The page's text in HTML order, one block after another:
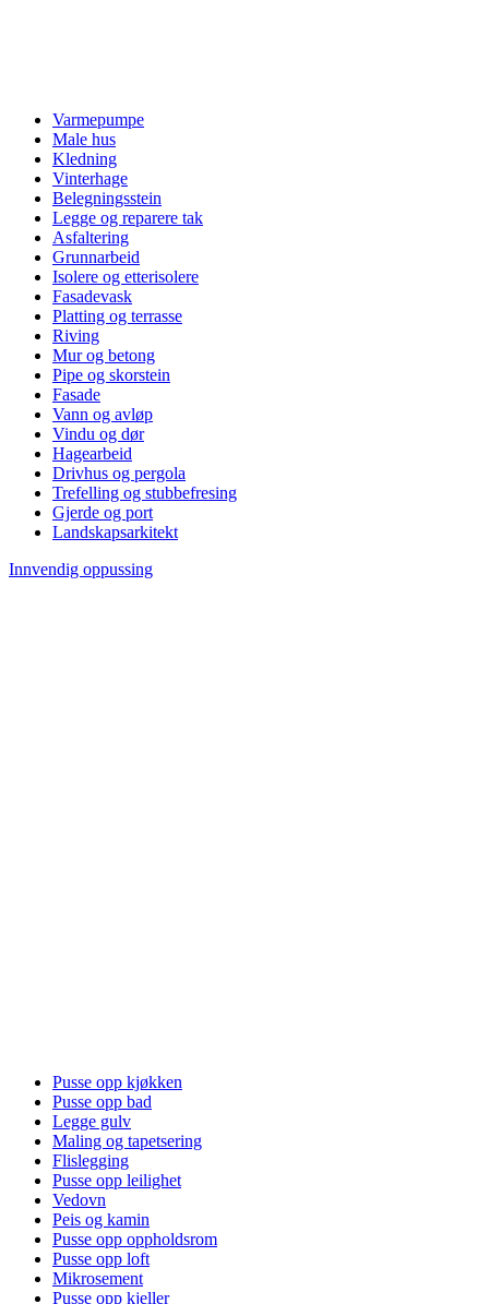
Varmepumpe
Male hus
Kledning
Vinterhage
Belegningsstein
Legge og reparere tak
Asfaltering
Grunnarbeid
Isolere og etterisolere
Fasadevask
Platting og terrasse
Riving
Mur og betong
Pipe og skorstein
Fasade
Vann og avløp
Vindu og dør
Hagearbeid
Drivhus og pergola
Trefelling og stubbefresing
Gjerde og port
Landskapsarkitekt
Innvendig oppussing
Pusse opp kjøkken
Pusse opp bad
Legge gulv
Maling og tapetsering
Flislegging
Pusse opp leilighet
Vedovn
Peis og kamin
Pusse opp oppholdsrom
Pusse opp loft
Mikrosement
Pusse opp kjeller